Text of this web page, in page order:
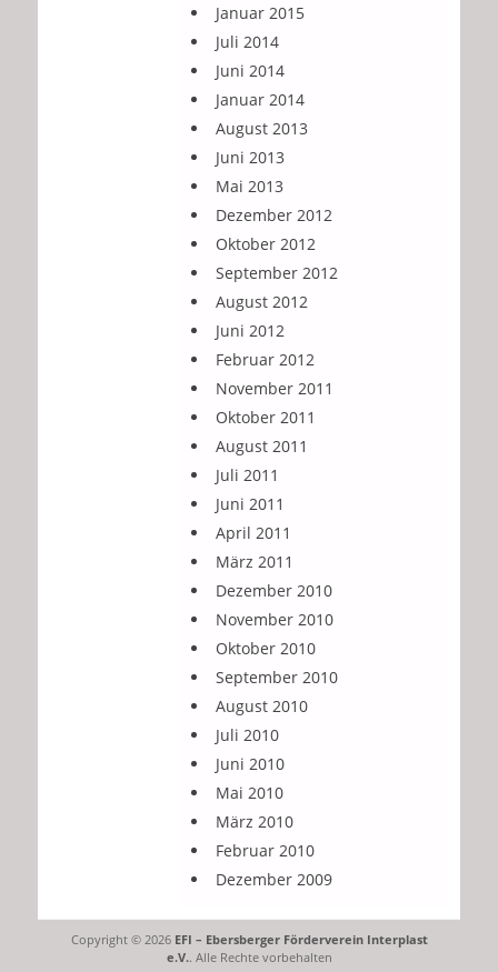
Januar 2015
Juli 2014
Juni 2014
Januar 2014
August 2013
Juni 2013
Mai 2013
Dezember 2012
Oktober 2012
September 2012
August 2012
Juni 2012
Februar 2012
November 2011
Oktober 2011
August 2011
Juli 2011
Juni 2011
April 2011
März 2011
Dezember 2010
November 2010
Oktober 2010
September 2010
August 2010
Juli 2010
Juni 2010
Mai 2010
März 2010
Februar 2010
Dezember 2009
Copyright © 2026 EFI – Ebersberger Förderverein Interplast
e.V.. Alle Rechte vorbehalten